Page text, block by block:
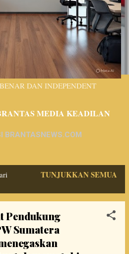
DAN INDEPENDENT
MEDIA KEADILAN
BRANTASNEWS.COM
TUNJUKKAN SEMUA
Pendukung
Sumatera